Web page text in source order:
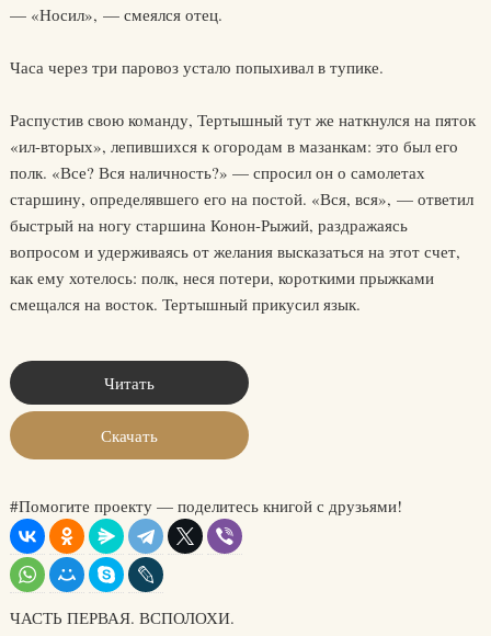
— «Носил», — смеялся отец.
Часа через три паровоз устало попыхивал в тупике.
Распустив свою команду, Тертышный тут же наткнулся на пяток
«ил-вторых», лепившихся к огородам в мазанкам: это был его
полк. «Все? Вся наличность?» — спросил он о самолетах
старшину, определявшего его на постой. «Вся, вся», — ответил
быстрый на ногу старшина Конон-Рыжий, раздражаясь
вопросом и удерживаясь от желания высказаться на этот счет,
как ему хотелось: полк, неся потери, короткими прыжками
смещался на восток. Тертышный прикусил язык.
Читать
Скачать
#Помогите проекту — поделитесь книгой с друзьями!
ЧАСТЬ ПЕРВАЯ. ВСПОЛОХИ.